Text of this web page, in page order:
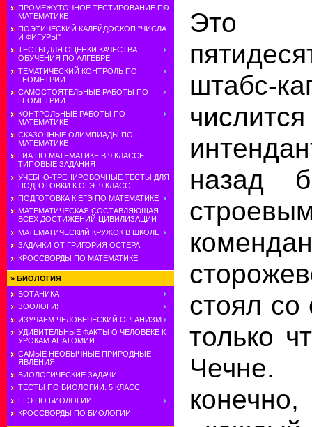
ПРОМЕЖУТОЧНОЕ ТЕСТИРОВАНИЕ ПО
МАТЕМАТИКЕ
ПОЭТИЧЕСКИЙ КАЛЕЙДОСКОП "ЧИСЛА
И ФИГУРЫ"
ТЕСТЫ ДЛЯ ОЦЕНКИ КАЧЕСТВА
ОБУЧЕНИЯ ПО АЛГЕБРЕ
ТЕМАТИЧЕСКИЙ КОНТРОЛЬ ПО
ГЕОМЕТРИИ
САМОСТОЯТЕЛЬНЫЕ РАБОТЫ ПО
ГЕОМЕТРИИ
КОНТРОЛЬНЫЕ РАБОТЫ ПО
МАТЕМАТИКЕ
СКАЗОЧНЫЕ ОЛИМПИАДЫ ПО
МАТЕМАТИКЕ
ГИА ПО МАТЕМАТИКЕ В 9 КЛАССЕ.
ТИПОВЫЕ ЗАДАНИЯ
УЧЕБНО-ТРЕНИРОВОЧНЫЕ ТЕСТЫ ДЛЯ
ПОДГОТОВКИ К ОГЭ. 9 КЛАСС
ПОДГОТОВКА К ЕГЭ ПО МАТЕМАТИКЕ
МАТЕМАТИЧЕСКАЯ СОСТАВЛЯЮЩАЯ
ВСЕХ ДОСТИЖЕНИЙ ЦИВИЛИЗАЦИИ
МАТЕМАТИЧЕСКИЙ КРУЖОК В ШКОЛЕ
ЗАДАЧКИ ОТ ГРИГОРИЯ ОСТЕРА
КРОССВОРДЫ ПО МАТЕМАТИКЕ
» БИОЛОГИЯ
БОТАНИКА
ЗООЛОГИЯ
ИЗУЧАЕМ ЧЕЛОВЕЧЕСКИЙ ОРГАНИЗМ
УДИВИТЕЛЬНЫЕ ФАКТЫ О ЧЕЛОВЕКЕ К
УРОКАМ АНАТОМИИ
САМЫЕ НЕОБЫЧНЫЕ ПРИРОДНЫЕ
ЯВЛЕНИЯ
БИОЛОГИЧЕСКИЕ ЗАДАЧИ
ТЕСТЫ ПО БИОЛОГИИ. 5 КЛАСС
ЕГЭ ПО БИОЛОГИИ
КРОССВОРДЫ ПО БИОЛОГИИ
Это
штабс-
назад
стоял
только
Чечне.